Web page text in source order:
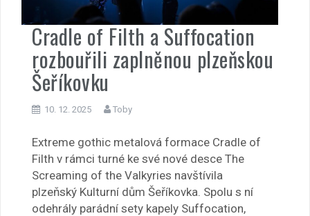
Cradle of Filth a Suffocation
rozbouřili zaplněnou plzeňskou
Šeříkovku
10. 12. 2025 Toby
Extreme gothic metalová formace Cradle of
Filth v rámci turné ke své nové desce The
Screaming of the Valkyries navštívila
plzeňský Kulturní dům Šeříkovka. Spolu s ní
odehrály parádní sety kapely Suffocation,